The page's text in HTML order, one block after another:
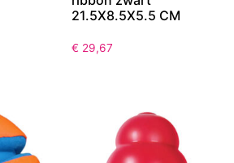
21.5X8.5X5.5 CM
€ 29,67